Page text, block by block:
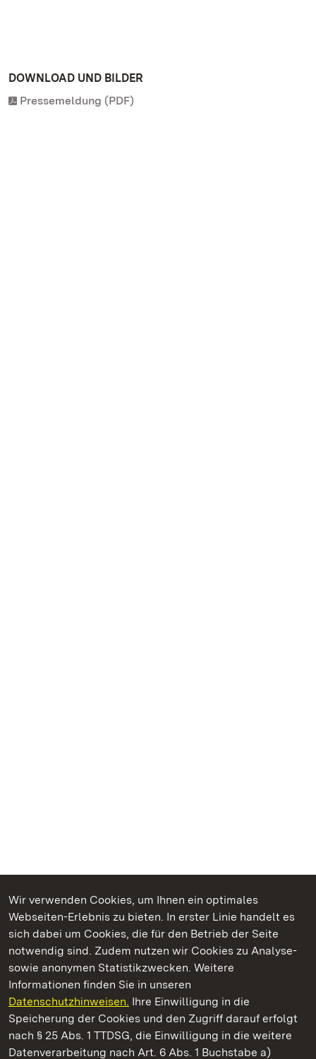
Wir verwenden Cookies, um Ihnen ein optimales
Webseiten-Erlebnis zu bieten. In erster Linie handelt es
sich dabei um Cookies, die für den Betrieb der Seite
notwendig sind. Zudem nutzen wir Cookies zu Analyse-
sowie anonymen Statistikzwecken. Weitere
Informationen finden Sie in unseren
Datenschutzhinweisen. Ihre Einwilligung in die
Speicherung der Cookies und den Zugriff darauf erfolgt
nach § 25 Abs. 1 TTDSG, die Einwilligung in die weitere
Datenverarbeitung nach Art. 6 Abs. 1 Buchstabe a)
DOWNLOAD UND BILDER
Pressemeldung (PDF)
Kommen. Staunen. Genießen.
Burg Badenweiler
Staatliche Schlösser und Gärten Baden-Württemberg